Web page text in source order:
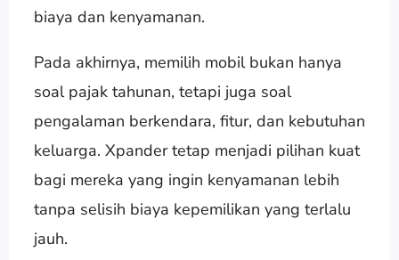
biaya dan kenyamanan.
Pada akhirnya, memilih mobil bukan hanya
soal pajak tahunan, tetapi juga soal
pengalaman berkendara, fitur, dan kebutuhan
keluarga. Xpander tetap menjadi pilihan kuat
bagi mereka yang ingin kenyamanan lebih
tanpa selisih biaya kepemilikan yang terlalu
jauh.